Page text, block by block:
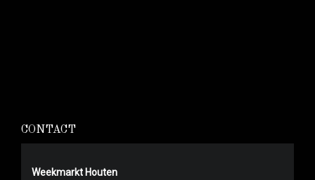
CONTACT
Weekmarkt Houten